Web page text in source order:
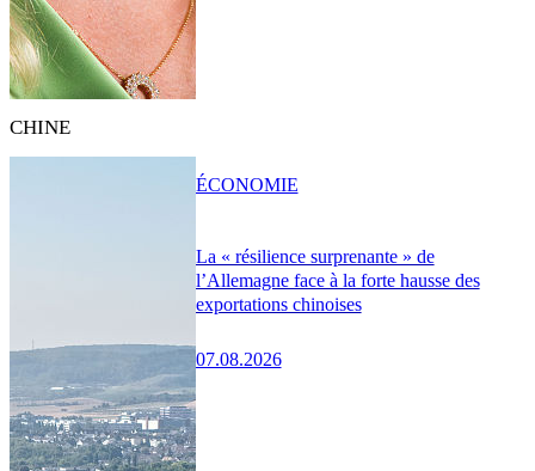
CHINE
La « résilience surprenante » de
l’Allemagne face à la forte hausse des
exportations chinoises
07.08.2026
ÉCONOMIE